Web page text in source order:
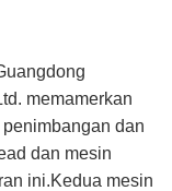
memamerkan
dan
dan mesin
ini.Kedua mesin